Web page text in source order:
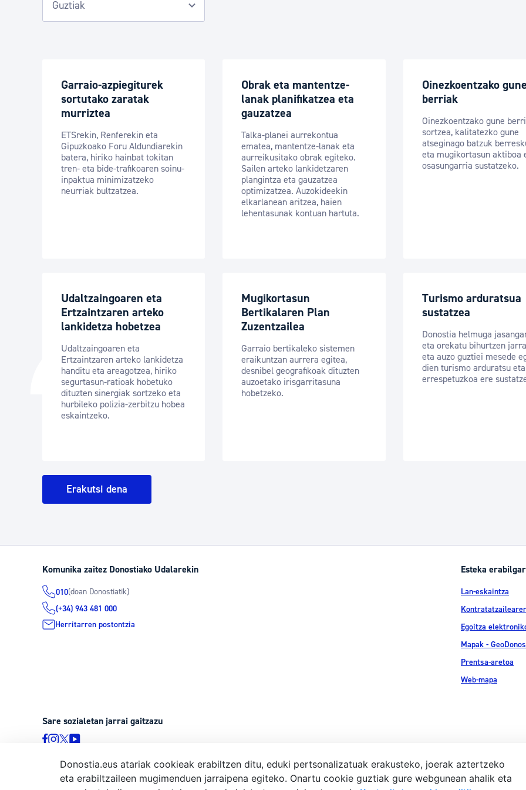
Garraio-azpiegiturek
sortutako zaratak
murriztea
ETSrekin, Renferekin eta
Gipuzkoako Foru Aldundiarekin
batera, hiriko hainbat tokitan
tren- eta bide-trafikoaren soinu-
inpaktua minimizatzeko
neurriak bultzatzea.
Obrak eta mantentze-
lanak planifikatzea eta
gauzatzea
Talka-planei aurrekontua
ematea, mantentze-lanak eta
aurreikusitako obrak egiteko.
Sailen arteko lankidetzaren
plangintza eta gauzatzea
optimizatzea. Auzokideekin
elkarlanean aritzea, haien
lehentasunak kontuan hartuta.
Oinezkoentzako gune
berriak
Oinezkoentzako gune
sortzea, kalitatezko gune
atseginago batzuk
eta mugikortasun aktiboa
osasungarria sustatzeko.
Udaltzaingoaren eta
Ertzaintzaren arteko
lankidetza hobetzea
Udaltzaingoaren eta
Ertzaintzaren arteko lankidetza
handitu eta areagotzea, hiriko
segurtasun-ratioak hobetuko
dituzten sinergiak sortzeko eta
hurbileko polizia-zerbitzu hobea
eskaintzeko.
Mugikortasun
Bertikalaren Plan
Zuzentzailea
Garraio bertikaleko sistemen
eraikuntzan aurrera egitea,
desnibel geografikoak dituzten
auzoetako irisgarritasuna
hobetzeko.
Turismo arduratsua
sustatzea
Donostia helmuga
eta orekatu bihurtzen
eta auzo guztiei mesede
dien turismo arduratsu eta
errespetuzkoa ere
Erakutsi dena
Komunika zaitez Donostiako Udalarekin
010(doan Donostiatik)
(+34) 943 481 000
Herritarren postontzia
Esteka
Lan-eskaintza
Egoitza
Mapak -
Prentsa-aretoa
Web-mapa
Sare sozialetan jarrai gaitzazu
© Donostiako Udala, Ijentea 1, 20003 Donostia Lege-
Donostia.eus atariak cookieak erabiltzen ditu, eduki pertsonalizatuak erakusteko, joerak aztertzeko
eta erabiltzaileen mugimenduen jarraipena egiteko. Onartu cookie guztiak gure webgunean ahalik eta